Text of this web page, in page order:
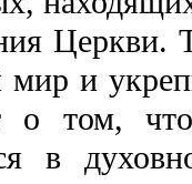
Церкви.
и
о том,
в